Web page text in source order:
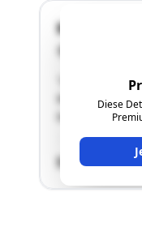
Diese
Keine;
9071
"Unbebaute
laut